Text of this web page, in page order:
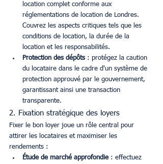
location complet conforme aux
réglementations de location de Londres.
Couvrez les aspects critiques tels que les
conditions de location, la durée de la
location et les responsabilités.
Protection des dépôts : protégez la caution
du locataire dans le cadre d'un système de
protection approuvé par le gouvernement,
garantissant ainsi une transaction
transparente.
2. Fixation stratégique des loyers
Fixer le bon loyer joue un rôle central pour
attirer les locataires et maximiser les
rendements :
Étude de marché approfondie : effectuez